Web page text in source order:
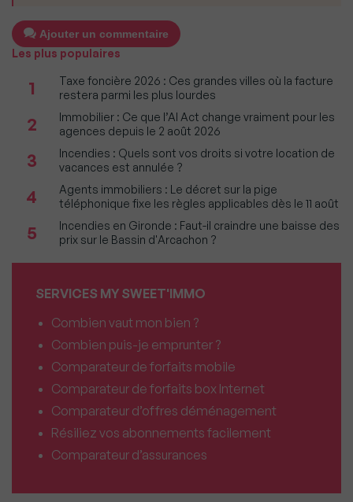
Ajouter un commentaire
Les plus populaires
1
Taxe foncière 2026 : Ces grandes villes où la facture
restera parmi les plus lourdes
2
Immobilier : Ce que l’AI Act change vraiment pour les
agences depuis le 2 août 2026
3
Incendies : Quels sont vos droits si votre location de
vacances est annulée ?
4
Agents immobiliers : Le décret sur la pige
téléphonique fixe les règles applicables dès le 11 août
5
Incendies en Gironde : Faut-il craindre une baisse des
prix sur le Bassin d'Arcachon ?
SERVICES MY SWEET'IMMO
Combien vaut mon bien ?
Combien puis-je emprunter ?
Comparateur de forfaits mobile
Comparateur de forfaits box Internet
Comparateur d’offres déménagement
Résiliez vos abonnements facilement
Comparateur d’assurances